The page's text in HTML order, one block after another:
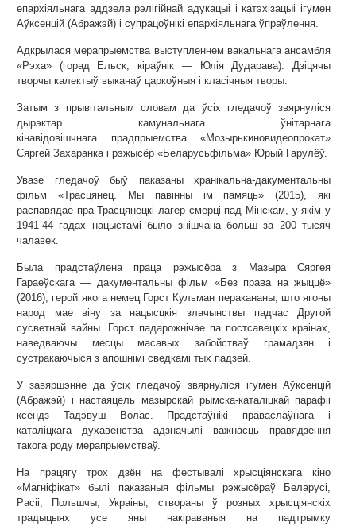
епархіяльнага аддзела рэлігійнай адукацыі і катэхізацыі ігумен
Аўксенцій (Абражэй) і супрацоўнікі епархіяльнага ўпраўлення.
Адкрылася мерапрыемства выступленнем вакальнага ансамбля
«Рэха» (горад Ельск, кіраўнік — Юлія Дударава). Дзіцячы
творчы калектыў выканаў царкоўныя і класічныя творы.
Затым з прывітальным словам да ўсіх гледачоў звярнуліся
дырэктар камунальнага ўнітарнага
кінавідовішчнага прадпрыемства «Мозырькиновидеопрокат»
Сяргей Захаранка і рэжысёр «Беларусьфільма» Юрый Гарулёў.
Увазе гледачоў быў паказаны хранікальна-дакументальны
фільм «Трасцянец. Мы павінны ім памяць» (2015), які
распавядае пра Трасцянецкі лагер смерці пад Мінскам, у якім у
1941-44 гадах нацыстамі было знішчана больш за 200 тысяч
чалавек.
Была прадстаўлена праца рэжысёра з Мазыра Сяргея
Гараеўскага — дакументальны фільм «Без права на жыццё»
(2016), герой якога немец Горст Кульман перакананы, што ягоны
народ мае віну за нацысцкія злачынствы падчас Другой
сусветнай вайны. Горст падарожнічае па постсавецкіх краінах,
наведваючы месцы масавых забойстваў грамадзян і
сустракаючыся з апошнімі сведкамі тых падзей.
У завяршэнне да ўсіх гледачоў звярнуліся ігумен Аўксенцій
(Абражэй) і настаяцель мазырскай рымска-каталіцкай парафіі
ксёндз Тадэвуш Волас. Прадстаўнікі праваслаўнага і
каталіцкага духавенства адзначылі важнасць правядзення
такога роду мерапрыемстваў.
На працягу трох дзён на фестывалі хрысціянскага кіно
«Магніфікат» былі паказаныя фільмы рэжысёраў Беларусі,
Расіі, Польшчы, Украіны, створаны ў розных хрысціянскіх
традыцыях усе яны накіраваныя на падтрымку